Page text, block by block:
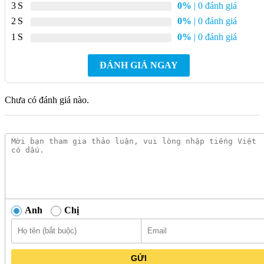
Ngoài ra, bình nóng lạnh này còn tích hợp công nghệ Ion bạc
kháng khuẩn Ag+, giúp làm sạch nước, bảo vệ sức khỏe người
dùng khỏi các loại vi khuẩn gây hại như E.C coli, Salmonella,
Legionella và nấm mốc. Thanh đốt được làm từ đồng chất
lượng cao, đảm bảo hiệu suất và độ bền của sản phẩm. Bình
3
0% | 0 đánh giá
2
0% | 0 đánh giá
1
0% | 0 đánh giá
ĐÁNH GIÁ NGAY
Chưa có đánh giá nào.
Anh Chị
GỬI